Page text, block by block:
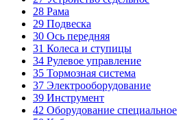
28 Рама
29 Подвеска
30 Ось передняя
31 Колеса и ступицы
34 Рулевое управление
35 Тормозная система
37 Электрооборудование
39 Инструмент
42 Оборудование специальное